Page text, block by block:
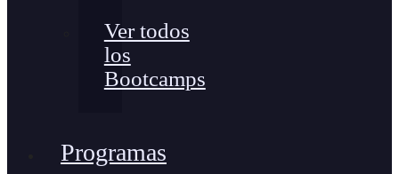
Ver todos
los
Bootcamps
Programas